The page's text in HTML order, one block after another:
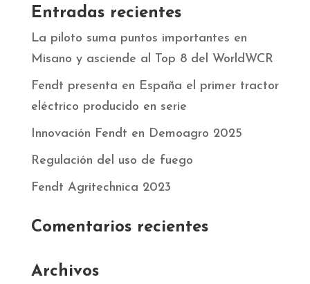
Entradas recientes
La piloto suma puntos importantes en
Misano y asciende al Top 8 del WorldWCR
Fendt presenta en España el primer tractor
eléctrico producido en serie
Innovación Fendt en Demoagro 2025
Regulación del uso de fuego
Fendt Agritechnica 2023
Comentarios recientes
Archivos